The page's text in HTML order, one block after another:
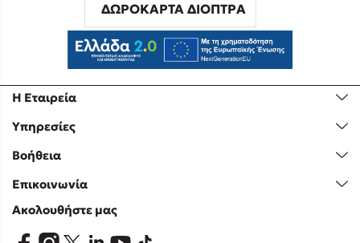
Η Εταιρεία
Υπηρεσίες
Βοήθεια
Επικοινωνία
ΔΩΡΟΚΑΡΤΑ ΔΙΟΠΤΡΑ
Ακολουθήστε μας